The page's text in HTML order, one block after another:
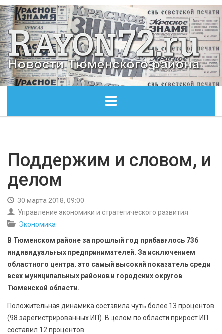
ОБЩЕСТВО
ЭКОНОМИКА
КУЛЬТУРА
БЕЗОПАСНОСТЬ
СПОРТ
АРХИВ PDF
Поддержим и словом, и
делом
30 марта 2018, 09:00
Управление экономики и стратегического развития
Экономика
В Тюменском районе за прошлый год прибавилось 736
индивидуальных предпринимателей. За исключением
областного центра, это самый высокий показатель среди
всех муниципальных районов и городских округов
Тюменской области.
Положительная динамика составила чуть более 13 процентов
(98 зарегистрированных ИП). В целом по области прирост ИП
составил 12 процентов.